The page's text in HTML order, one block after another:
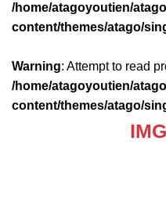
/home/atagoyoutien/
content/themes/atago/
Warning: Attempt to read
/home/atagoyoutien/
content/themes/atago/